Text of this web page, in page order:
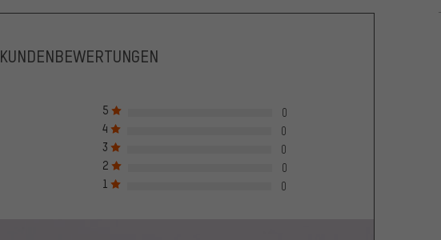
KUNDENBEWERTUNGEN
5
0
4
0
3
0
2
0
1
0